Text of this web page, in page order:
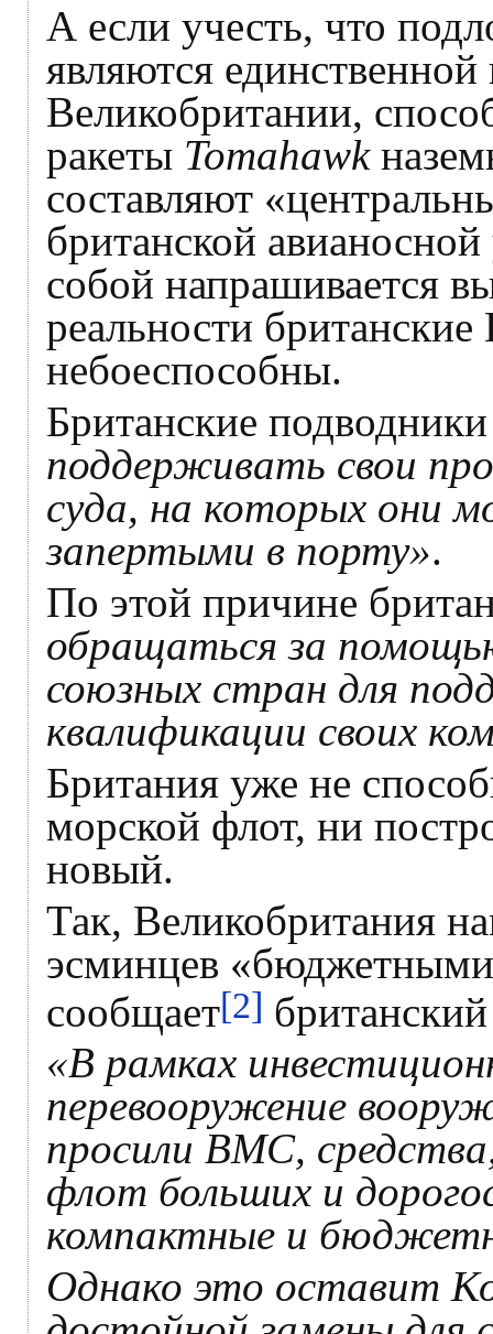
А если учесть, что
являются
Великобритании,
ракеты Tomahawk
составляют
британской
собой напрашивается
реальности
небоеспособны.
Британские
поддерживать свои
суда, на которых они
запертыми в порту».
По этой причине
обращаться за
союзных стран для
квалификации своих
Британия уже не
морской флот, ни
новый.
Так, Великобритания
эсминцев
сообщает[2]
«В рамках
перевооружение
просили ВМС,
флот больших и
компактные и
Однако это оставит